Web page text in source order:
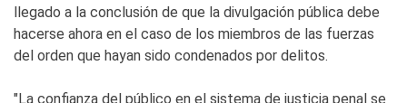
llegado a la conclusión de que la divulgación pública debe
hacerse ahora en el caso de los miembros de las fuerzas
del orden que hayan sido condenados por delitos.
"La confianza del público en el sistema de justicia penal se